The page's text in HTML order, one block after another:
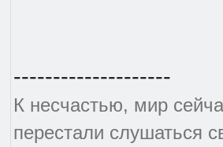
--------------------
К несчастью, мир
перестали слушаться